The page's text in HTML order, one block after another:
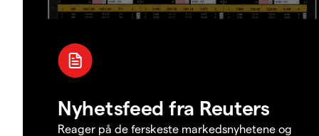
Nyhetsfeed fra Reuters
Reager på de ferskeste markedsnyhetene og